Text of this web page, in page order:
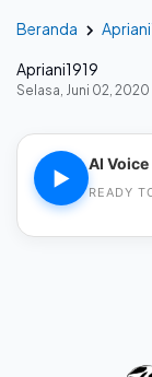
Beranda
Apriani1919
Selasa, Juni 02, 2020
▶
AI Voice
READY